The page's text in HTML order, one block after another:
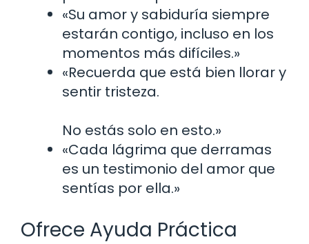
«Su amor y sabiduría siempre
estarán contigo, incluso en los
momentos más difíciles.»
«Recuerda que está bien llorar y
sentir tristeza.
No estás solo en esto.»
«Cada lágrima que derramas
es un testimonio del amor que
sentías por ella.»
Ofrece Ayuda Práctica